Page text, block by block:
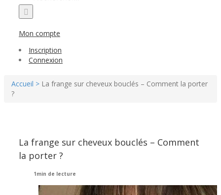
for:
Mon compte
Inscription
Connexion
Accueil > La frange sur cheveux bouclés – Comment la porter
?
La frange sur cheveux bouclés – Comment
la porter ?
1min de lecture
View